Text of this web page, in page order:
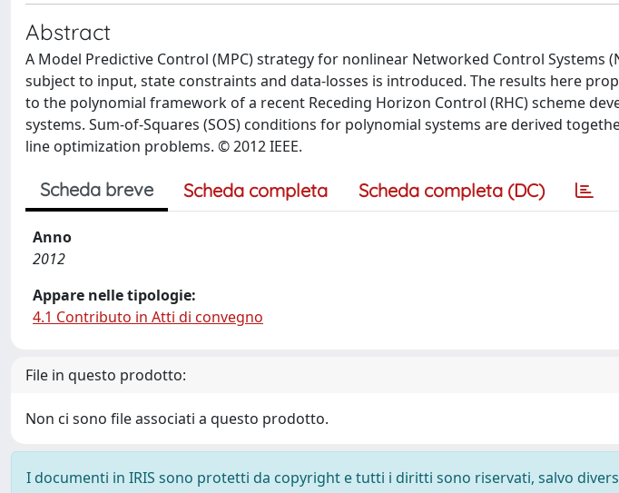
Abstract
A Model Predictive Control (MPC) strategy for nonlinear Networked Control Systems
subject to input, state constraints and data-losses is introduced. The results here
to the polynomial framework of a recent Receding Horizon Control (RHC) scheme
systems. Sum-of-Squares (SOS) conditions for polynomial systems are derived
line optimization problems. © 2012 IEEE.
Scheda breve Scheda completa Scheda completa (DC)
Anno
2012
Appare nelle tipologie:
4.1 Contributo in Atti di convegno
File in questo prodotto:
Non ci sono file associati a questo prodotto.
I documenti in IRIS sono protetti da copyright e tutti i diritti sono riservati, salvo